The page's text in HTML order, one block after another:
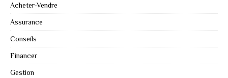
Acheter-Vendre
Assurance
Conseils
Financer
Gestion